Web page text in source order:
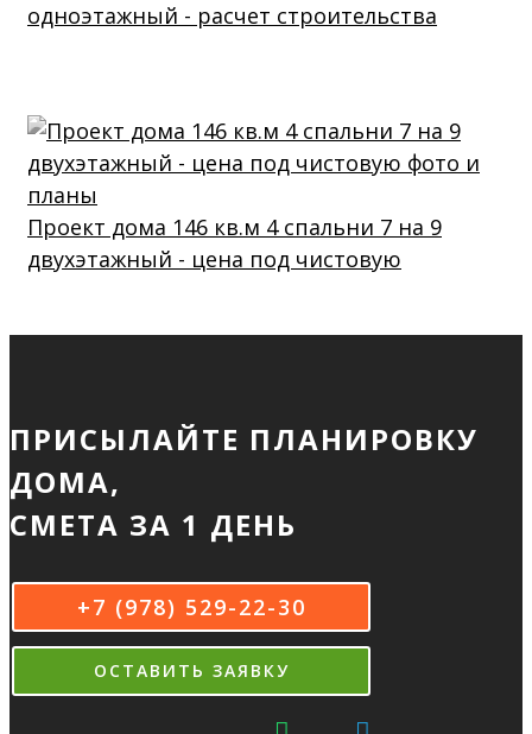
одноэтажный - расчет строительства
Проект дома 146 кв.м 4 спальни 7 на 9
двухэтажный - цена под чистовую
ПРИСЫЛАЙТЕ ПЛАНИРОВКУ
ДОМА,
СМЕТА ЗА 1 ДЕНЬ
+7 (978) 529-22-30
ОСТАВИТЬ ЗАЯВКУ